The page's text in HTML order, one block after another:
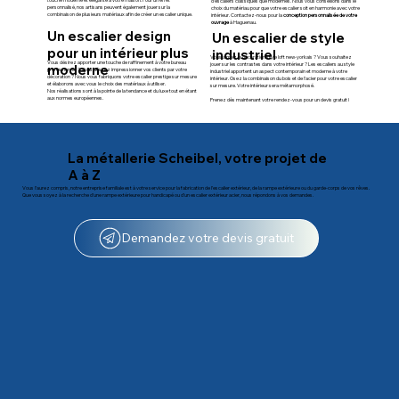
personnalisé, nos artisans peuvent également jouer sur la
combinaison de plusieurs matériaux afin de créer un escalier unique.
choix du matériau pour que votre escalier soit en harmonie avec votre
intérieur. Contactez-nous pour laconceptionpersonnalisée de votre
ouvrageà Haguenau.
Un escalier design
pour un intérieur plus
moderne
Vous désirez apporter une touche de raffinement à votre bureau
professionnel ? Vous désirez impressionner vos clients par votre
décoration ? Nous vous fabriquons votre escalier prestige sur mesure
et élaborons avec vous le choix des matériaux à utiliser.
Nos réalisations sont à la pointe de la tendance et du luxe tout en étant
aux normes européennes.
Un escalier de style
industriel
Vous aimez la décoration style loft new-yorkais ? Vous souhaitez
jouer sur les contrastes dans votre intérieur ? Les escaliers au style
industriel apportent un aspect contemporain et moderne à votre
intérieur. Osez la combinaison du bois et de l'acier pour votre escalier
sur mesure. Votre intérieur sera métamorphosé.
Prenez dès maintenant votre rendez-vous pour un devis gratuit !
La métallerie Scheibel, votre projet de
A à Z
Vous l’aurez compris, notre entreprise familiale est à votre service pour la fabrication de l’escalier extérieur, de la rampe extérieure ou du garde-corps de vos rêves.
Que vous soyez à la recherche d’une rampe extérieure pour handicapé ou d’un escalier extérieur acier, nous répondons à vos demandes.
Demandez votre devis gratuit